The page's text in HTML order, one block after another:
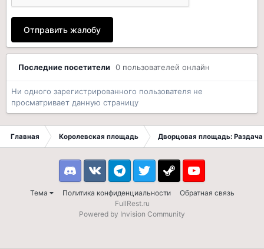
Отправить жалобу
Последние посетители 0 пользователей онлайн
Ни одного зарегистрированного пользователя не
просматривает данную страницу
Главная Королевская площадь Дворцовая площадь: Раздача
Тема Политика конфиденциальности Обратная связь
DiscordVK TelegramTwitter Steam Youtube
FullRest.ru
Powered by Invision Community